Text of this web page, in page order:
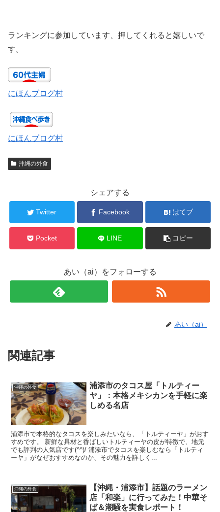
ランキングに参加しています、押してくれると嬉しいで
す。
にほんブログ村
にほんブログ村
沖縄の外食
シェアする
Twitter Facebook はてブ
Pocket LINE コピー
あい（ai）をフォローする
あい（ai）
関連記事
沖縄の外食
浦添市のタコス屋「トルティー
ヤ」：本格メキシカンを手軽に楽
しめる名店
浦添市で本格的なタコスを楽しみたいなら、「トルティーヤ」がおす
すめです。 新鮮な具材と香ばしいトルティーヤの皮が特徴で、地元
でも評判の人気店です(^^)/ 浦添市でタコスを楽しむなら「トルティ
ーヤ」がなぜおすすめなのか、その魅力を詳しく...
沖縄の外食
【沖縄・浦添市】話題のラーメン
店「和楽」に行ってみた！中華そ
ば＆潮騒を実食レポート！